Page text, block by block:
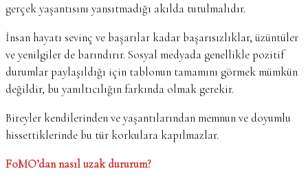
gerçek yaşantısını yansıtmadığı akılda tutulmalıdır.
İnsan hayatı sevinç ve başarılar kadar başarısızlıklar, üzüntüler
ve yenilgiler de barındırır. Sosyal medyada genellikle pozitif
durumlar paylaşıldığı için tablonun tamamını görmek mümkün
değildir, bu yanıltıcılığın farkında olmak gerekir.
Bireyler kendilerinden ve yaşantılarından memnun ve doyumlu
hissettiklerinde bu tür korkulara kapılmazlar.
FoMO’dan nasıl uzak dururum?